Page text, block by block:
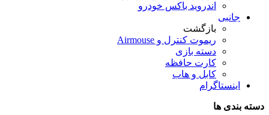
اندروید باکس خودرو
جانبی
بازگشت
ریموت کنترل و Airmouse
دسته بازی
کارت حافظه
کابل و هاب
اینستاگرام
دسته بندی ها